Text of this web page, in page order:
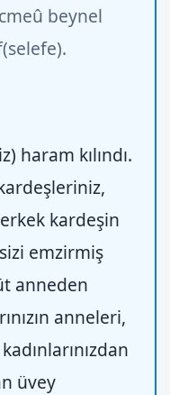
beynel
haram kılındı.
kardeşin
sizi emzirmiş
anneden
anneleri,
üvey